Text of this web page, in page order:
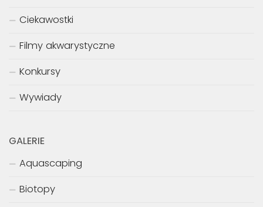
Ciekawostki
Filmy akwarystyczne
Konkursy
Wywiady
GALERIE
Aquascaping
Biotopy